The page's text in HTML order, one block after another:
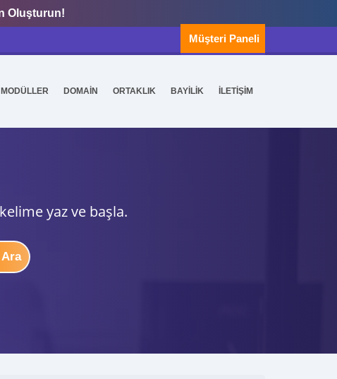
Oluşturun!
Müşteri Paneli
MODÜLLER DOMAİN ORTAKLIK BAYİLİK İLETİŞİM
yaz ve başla.
Ara